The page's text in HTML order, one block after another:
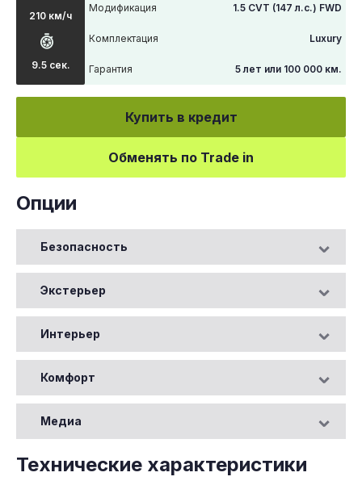
210 км/ч
9.5 сек.
Модификация 1.5 CVT (147 л.с.) FWD
Комплектация Luxury
Гарантия 5 лет или 100 000 км.
Купить в кредит
Обменять по Trade in
Опции
Безопасность
Экстерьер
Интерьер
Комфорт
Медиа
Технические характеристики